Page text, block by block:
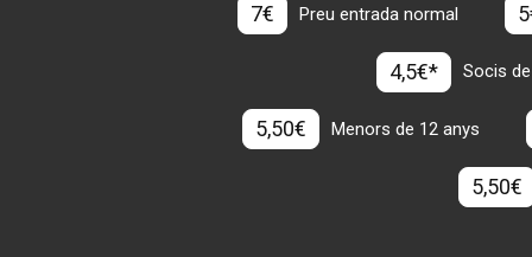
7€ Preu entrada normal
4,5€* Socis
5,50€ Menors de 12 anys
5,50€